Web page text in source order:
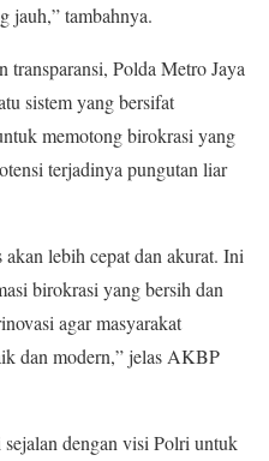
jauh,” tambahnya.
Polda Metro Jaya
sistem yang bersifat
memotong birokrasi yang
terjadinya pungutan liar
akan lebih cepat dan akurat. Ini
birokrasi yang bersih dan
agar masyarakat
dan modern,” jelas AKBP
dengan visi Polri untuk